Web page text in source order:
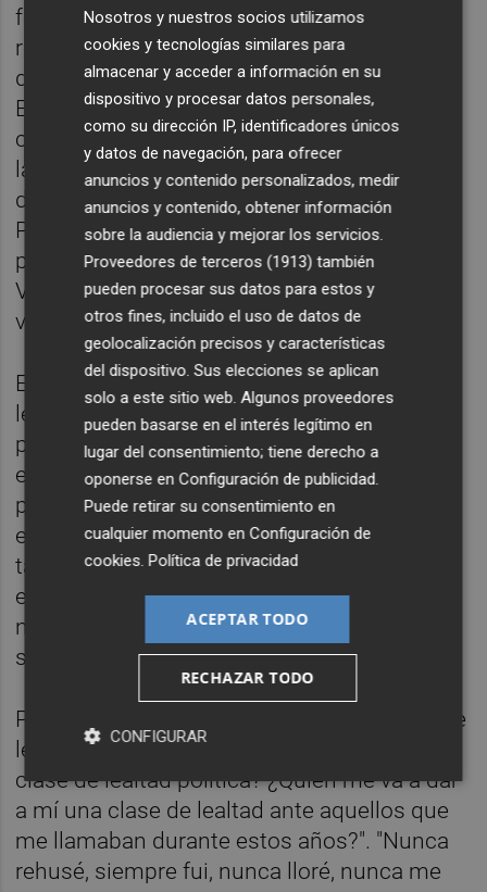
formación "dando 3 mayorías absolutas y
renunciando absolutamente a todo a favor
del PP de la Comunitat Valenciana y de
España". "Durante 15 años soportando una
campaña brutal y no diciendo nada malo de
la justicia ni de la política ni de España", ha
destacado a lo largo de su discurso en el
Palau Alameda. "Tengo pasión por este
partido y por el futuro de la Comunitat
Valenciana, por eso estoy aquí con todos
vosotros", ha apostillado Camps.
El expresidente, pese a sus "muestras de
lealtad", ha cuestionado que Feijóo dijese el
pasado fin de semana en el Congreso
extraordinario del PP que "allí estaba todo el
partido y toda la gente que había construido
el partido", mientras que él "y otros que
también construimos el partido no
estábamos allí": "Tampoco me he quejado
nunca incluso de ese tipo de reflexiones", ha
subrayado.
Por todo ello, ha proclamado: "¿No os parece
lealtad? ¿Pero quién me va a dar a mí una
clase de lealtad política? ¿Quién me va a dar
a mí una clase de lealtad ante aquellos que
me llamaban durante estos años?". "Nunca
rehusé, siempre fui, nunca lloré, nunca me
Nosotros y nuestros socios utilizamos
cookies y tecnologías similares para
almacenar y acceder a información en su
dispositivo y procesar datos personales,
como su dirección IP, identificadores únicos
y datos de navegación, para ofrecer
anuncios y contenido personalizados, medir
anuncios y contenido, obtener información
sobre la audiencia y mejorar los servicios.
Proveedores de terceros (1913) también
pueden procesar sus datos para estos y
otros fines, incluido el uso de datos de
geolocalización precisos y características
del dispositivo. Sus elecciones se aplican
solo a este sitio web. Algunos proveedores
pueden basarse en el interés legítimo en
lugar del consentimiento; tiene derecho a
oponerse enConfiguración de publicidad
Puede retirar su consentimiento en
cualquier momento enConfiguración de
cookies .Política de privacidad
ACEPTAR TODO
RECHAZAR TODO
CONFIGURAR